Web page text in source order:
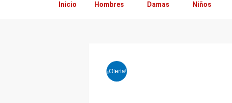
Inicio Hombres Damas Niños
¡Oferta!